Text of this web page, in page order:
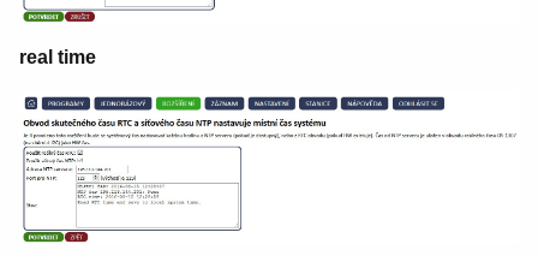
real time